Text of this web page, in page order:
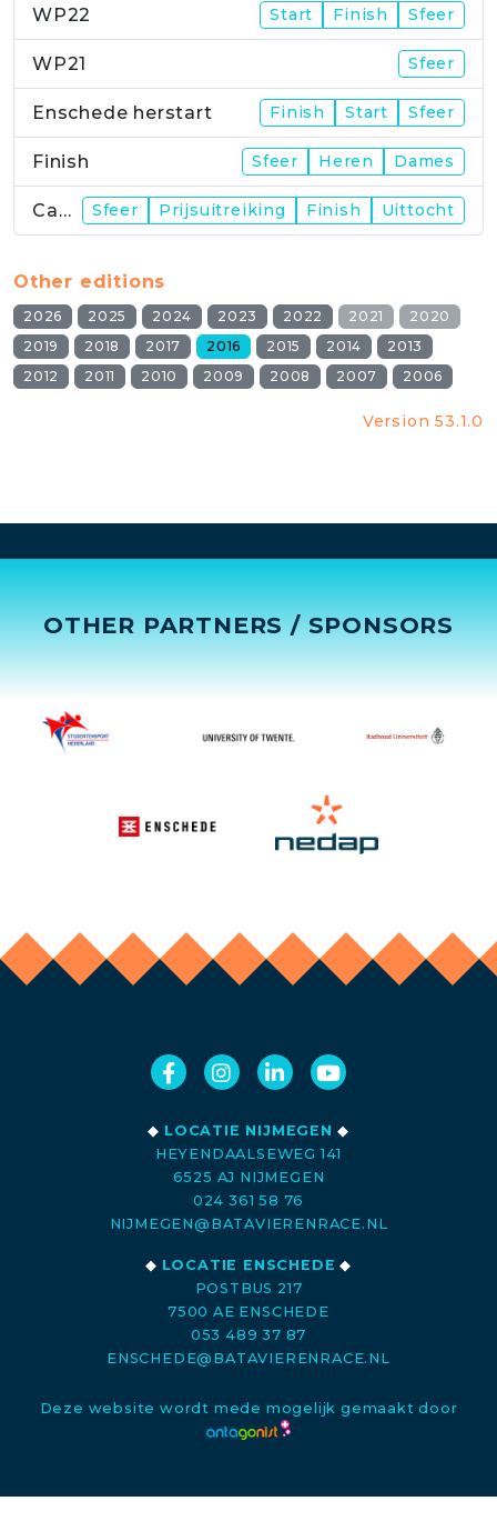
WP22 Start Finish Sfeer
WP21 Sfeer
Enschede herstart Finish Start Sfeer
Finish Sfeer Heren Dames
Campus Sfeer Prijsuitreiking Finish Uittocht
Other editions
2026 2025 2024 2023 2022 2021
2020
2019
2018 2017 2016 2015 2014
2013
2012
2011 2010 2009 2008 2007 2006
Version 53.1.0
OTHER PARTNERS / SPONSORS
◆ LOCATIE NIJMEGEN ◆
HEYENDAALSEWEG 141
6525 AJ NIJMEGEN
024 361 58 76
NIJMEGEN@BATAVIERENRACE.NL
◆ LOCATIE ENSCHEDE ◆
POSTBUS 217
7500 AE ENSCHEDE
053 489 37 87
ENSCHEDE@BATAVIERENRACE.NL
Deze website wordt mede mogelijk gemaakt door